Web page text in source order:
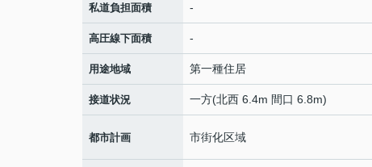
私道負担面積 -
高圧線下面積 -
用途地域 第一種住居
接道状況 一方(北西 6.4m 間口 6.8m)
都市計画 市街化区域